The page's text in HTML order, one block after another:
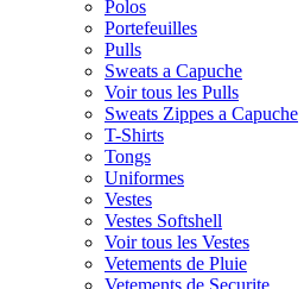
Polos
Portefeuilles
Pulls
Sweats a Capuche
Voir tous les Pulls
Sweats Zippes a Capuche
T-Shirts
Tongs
Uniformes
Vestes
Vestes Softshell
Voir tous les Vestes
Vetements de Pluie
Vetements de Securite